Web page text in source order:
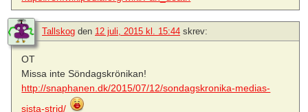
Tallskog den 12 juli, 2015 kl. 15:44 skrev:
OT
Missa inte Söndagskrönikan!
http://snaphanen.dk/2015/07/12/sondagskronika-medias-
sista-strid/